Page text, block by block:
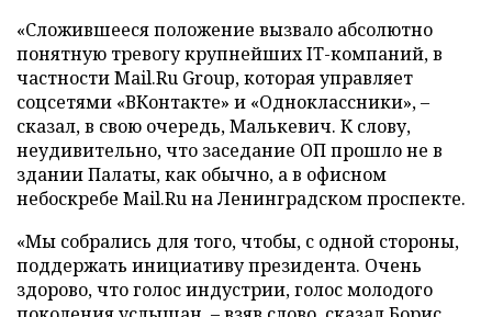
«Сложившееся положение вызвало абсолютно
понятную тревогу крупнейших IT-компаний, в
частности Mail.Ru Group, которая управляет
соцсетями «ВКонтакте» и «Одноклассники», –
сказал, в свою очередь, Малькевич. К слову,
неудивительно, что заседание ОП прошло не в
здании Палаты, как обычно, а в офисном
небоскребе Mail.Ru на Ленинградском проспекте.
«Мы собрались для того, чтобы, с одной стороны,
поддержать инициативу президента. Очень
здорово, что голос индустрии, голос молодого